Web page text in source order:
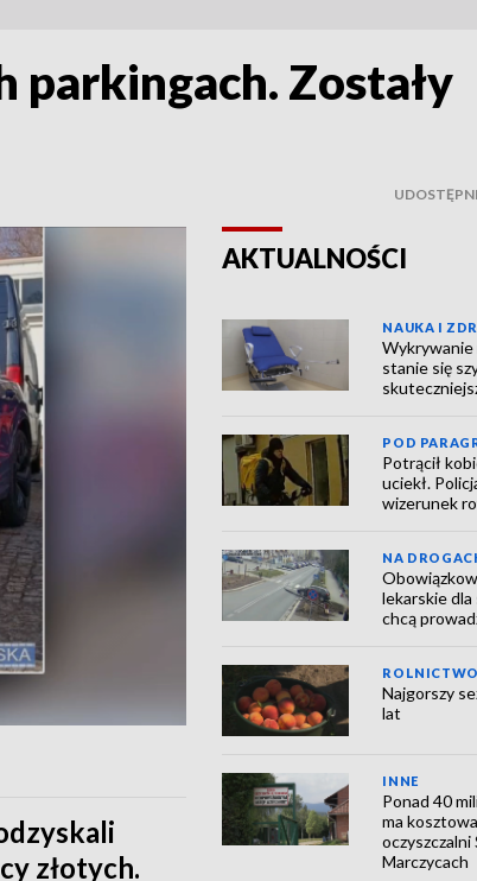
parkingach. Zostały
złotych.
AKTUALNOŚCI
NAUKA I
Wykrywanie
stanie się
POD
Potrącił
uciekł.
wizerunek
NA
lekarskie
chcą
Najgorszy
lat
INNE
Ponad 40
ma
Marczycach